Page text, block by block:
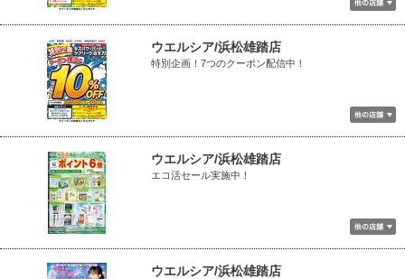
ウエルシア/浜松雄踏店
特別企画！7つのクーポン配信中！
ウエルシア/浜松雄踏店
エコ活セール実施中！
ウエルシア/浜松雄踏店